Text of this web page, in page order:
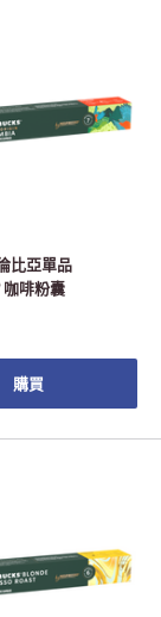
比亞單品
咖啡粉囊
購買